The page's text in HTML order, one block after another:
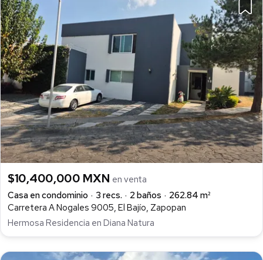
$10,400,000 MXN en venta
Casa en condominio
3 recs. 2 baños
262.84 m²
Carretera A Nogales 9005, El Bajío, Zapopan
Hermosa Residencia en Diana Natura